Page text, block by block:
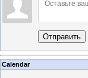
Отправить
Calendar